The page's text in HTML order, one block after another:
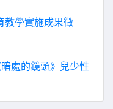
教學實施成果徵
處的鏡頭》兒少性